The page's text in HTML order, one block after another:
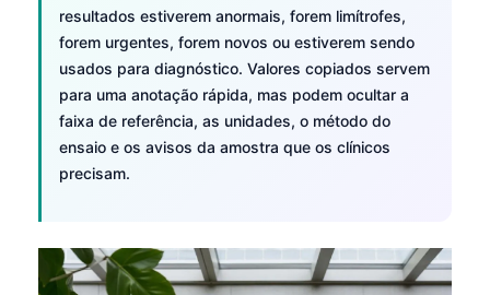
resultados estiverem anormais, forem limítrofes,
forem urgentes, forem novos ou estiverem sendo
usados para diagnóstico. Valores copiados servem
para uma anotação rápida, mas podem ocultar a
faixa de referência, as unidades, o método do
ensaio e os avisos da amostra que os clínicos
precisam.
O‘zbekcha
Suomi
Hrvatski
Slovenčina
پښتو